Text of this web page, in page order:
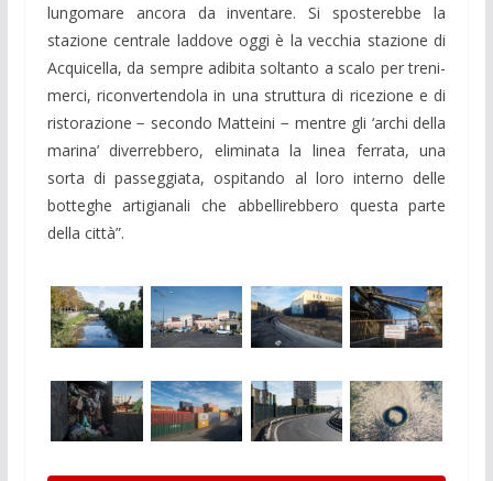
lungomare ancora da inventare. Si sposterebbe la
stazione centrale laddove oggi è la vecchia stazione di
Acquicella, da sempre adibita soltanto a scalo per treni-
merci, riconvertendola in una struttura di ricezione e di
ristorazione − secondo Matteini − mentre gli ‘archi della
marina’ diverrebbero, eliminata la linea ferrata, una
sorta di passeggiata, ospitando al loro interno delle
botteghe artigianali che abbellirebbero questa parte
della città”.